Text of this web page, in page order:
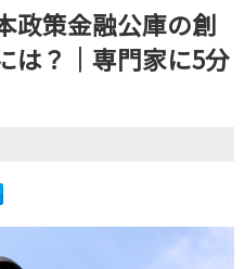
政策金融公庫の創
は？｜専門家に5分